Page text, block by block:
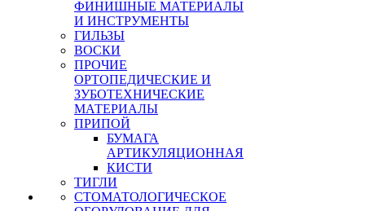
ФИНИШНЫЕ МАТЕРИАЛЫ
И ИНСТРУМЕНТЫ
ГИЛЬЗЫ
ВОСКИ
ПРОЧИЕ
ОРТОПЕДИЧЕСКИЕ И
ЗУБОТЕХНИЧЕСКИЕ
МАТЕРИАЛЫ
ПРИПОЙ
БУМАГА
АРТИКУЛЯЦИОННАЯ
КИСТИ
ТИГЛИ
СТОМАТОЛОГИЧЕСКОЕ